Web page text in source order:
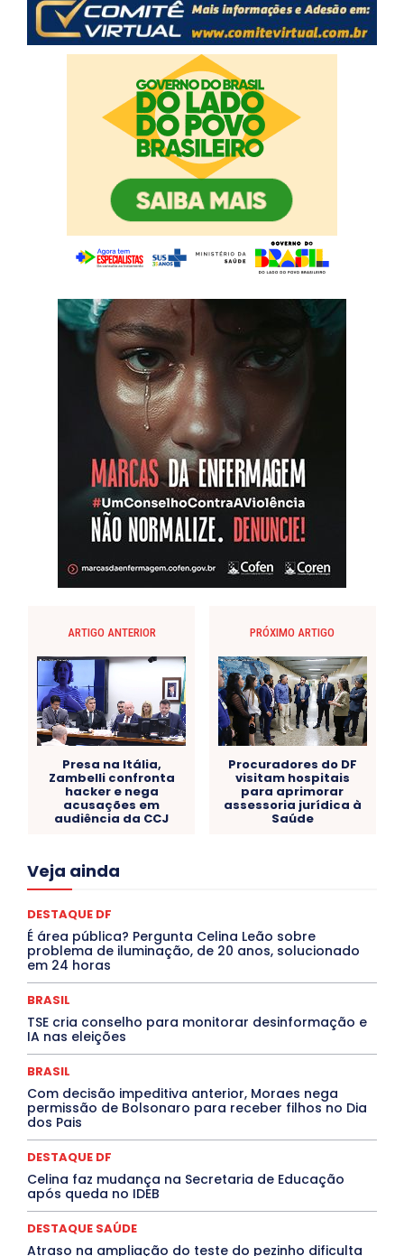
ARTIGO ANTERIOR
Presa na Itália,
Zambelli confronta
hacker e nega
acusações em
audiência da CCJ
PRÓXIMO ARTIGO
Procuradores do DF
visitam hospitais
para aprimorar
assessoria jurídica à
Saúde
Veja ainda
Acre
Congressuanas & Esplanadumas
Covid-19
Crônica Política Crônicas
Cultura e Tal
DANÇA Dengue
Denuncia
DESTAQUE BRASIL
DESTAQUE DF
DESTAQUE SAÚDE
DESTAQUES OUTROS
Especial
Espírito Santo ESPORTE
ESTÁGIO
EVENTOS
Febre Oropouche
FILMES
Goiás
Jogos Online
JUDICIÁRIO LITERATURA
Maranhão
Marburg
Mato Grosso
Mato Grosso do Sul
MEIO AMBIENTE
MÚSICA
O Plantonista Opinião Oropouche
Pará
Paraíba
PROCESSO SELETIVO
PUBLIEDITORIAL
QUALIFICAÇÃO PROFISSIONAL
RESIDÊNCIA
Santa Catarina
Saúde Agora
DESTAQUE DF
É área pública? Pergunta Celina Leão sobre
problema de iluminação, de 20 anos, solucionado
em 24 horas
BRASIL
TSE cria conselho para monitorar desinformação e
IA nas eleições
BRASIL
Com decisão impeditiva anterior, Moraes nega
permissão de Bolsonaro para receber filhos no Dia
dos Pais
DESTAQUE DF
Celina faz mudança na Secretaria de Educação
após queda no IDEB
DESTAQUE SAÚDE
Atraso na ampliação do teste do pezinho dificulta